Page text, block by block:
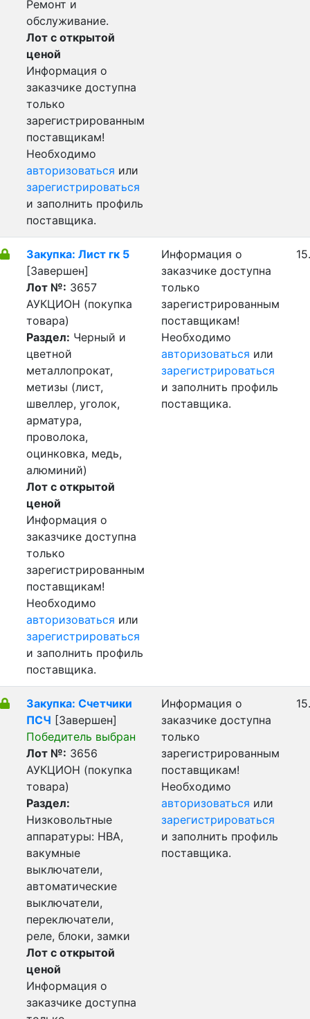
Ремонт и
обслуживание.
Лот с открытой
ценой
Информация о
заказчике доступна
только
зарегистрированным
поставщикам!
Необходимо
авторизоваться или
зарегистрироваться
и заполнить профиль
поставщика.
Закупка: Лист гк 5
[Завершен]
Лот №: 3657
АУКЦИОН (покупка
товара)
Раздел: Черный и
цветной
металлопрокат,
метизы (лист,
швеллер, уголок,
арматура,
проволока,
оцинковка, медь,
алюминий)
Лот с открытой
ценой
Информация о
заказчике доступна
только
зарегистрированным
поставщикам!
Необходимо
авторизоваться или
зарегистрироваться
и заполнить профиль
поставщика.
Информация о
заказчике доступна
только
зарегистрированным
поставщикам!
Необходимо
авторизоваться или
зарегистрироваться
и заполнить профиль
поставщика.
Закупка: Счетчики
ПСЧ [Завершен]
Победитель выбран
Лот №: 3656
АУКЦИОН (покупка
товара)
Раздел:
Низковольтные
аппаратуры: НВА,
вакумные
выключатели,
автоматические
выключатели,
переключатели,
реле, блоки, замки
Лот с открытой
ценой
Информация о
заказчике доступна
Информация о
заказчике доступна
только
зарегистрированным
поставщикам!
Необходимо
авторизоваться или
зарегистрироваться
и заполнить профиль
поставщика.